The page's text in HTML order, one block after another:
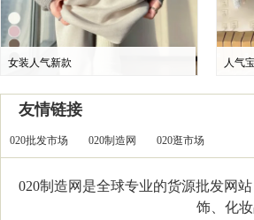
女装人气新款 人气
友情链接
020批发市场 020制造网 020逛市场
020制造网是全球专业的货源批发网
饰、化